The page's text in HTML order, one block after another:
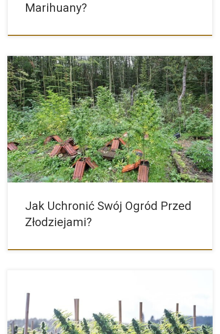
Marihuany?
Sposoby na Złodziei Przy Uprawie Konopi Indyjskich na Dworze,
Czyli […]
Jak Uchronić Swój Ogród Przed
Złodziejami?
Nasiona marihuany outdoor to dokładnie kategoria odmian